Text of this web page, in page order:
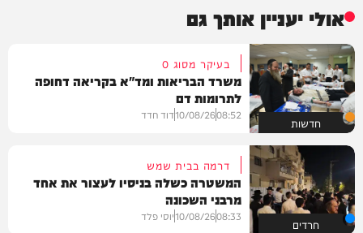
אולי יעניין אותך גם
חדשות
בעיקר מסוג O
משרד הבריאות ומד"א בקריאה דחופה
לתרומות דם
08:52
10/08/26דוד חדד
חרדים
דרמה בבית שמש
המשטרה כשלה בניסיו לעצור את אחד
מרבני השכונה
08:33
10/08/26יוסי פלד